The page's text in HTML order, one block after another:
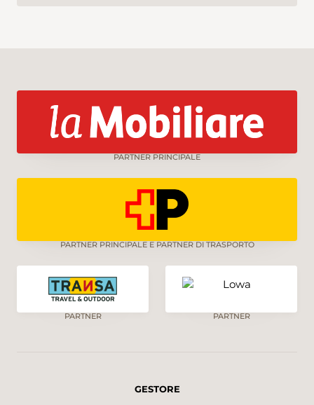
PARTNER PRINCIPALE
PARTNER PRINCIPALE E PARTNER DI TRASPORTO
PARTNER PARTNER
GESTORE